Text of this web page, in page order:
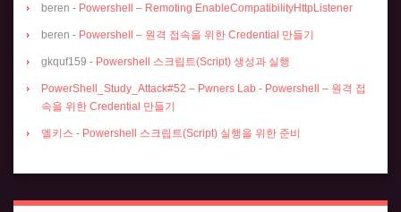
beren - Powershell – Remoting EnableCompatibilityHttpListener
beren - Powershell – 원격 접속을 위한 Credential 만들기
gkquf159 - Powershell 스크립트(Script) 생성과 실행
PowerShell_Study_Attack#52 – Pwners Lab - Powershell – 원격 접
속을 위한 Credential 만들기
엘키스 - Powershell 스크립트(Script) 실행을 위한 준비